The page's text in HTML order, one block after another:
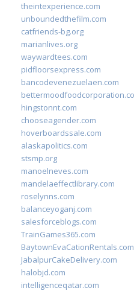
theintexperience.com
unboundedthefilm.com
catfriends-bg.org
marianlives.org
waywardtees.com
pidfloorsexpress.com
bancodevenezuelaen.com
hingstonnt.com
chooseagender.com
hoverboardssale.com
alaskapolitics.com
stsmp.org
manoelneves.com
mandelaeffectlibrary.com
roselynns.com
balanceyoganj.com
salesforceblogs.com
TrainGames365.com
BaytownEvaCationRentals.com
JabalpurCakeDelivery.com
halobjd.com
intelligenceqatar.com